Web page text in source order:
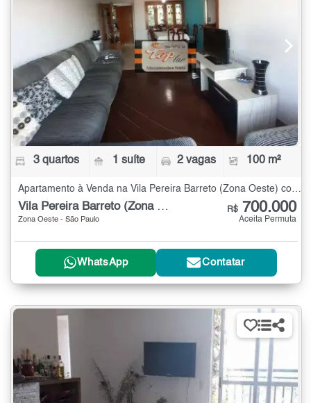
3 quartos 1 suíte 2 vagas 100 m²
Vila Pereira Barreto (Zona Oeste)
Zona Oeste - São Paulo
R$ 700.000
Aceita Permuta
WhatsApp Contatar